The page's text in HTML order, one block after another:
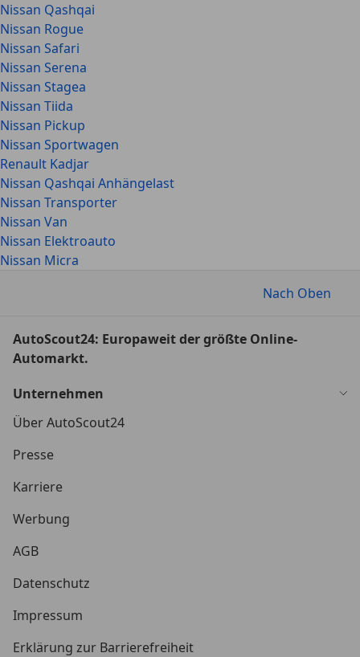
Nissan Qashqai
Nissan Rogue
Nissan Safari
Nissan Serena
Nissan Stagea
Nissan Tiida
Nissan Pickup
Nissan Sportwagen
Renault Kadjar
Nissan Qashqai Anhängelast
Nissan Transporter
Nissan Van
Nissan Elektroauto
Nissan Micra
Nach Oben
AutoScout24: Europaweit der größte Online-
Automarkt.
Unternehmen
Über AutoScout24
Presse
Karriere
Werbung
AGB
Datenschutz
Impressum
Erklärung zur Barrierefreiheit